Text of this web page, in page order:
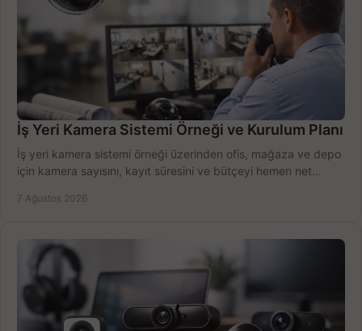
İş Yeri Kamera Sistemi Örneği ve Kurulum Planı
İş yeri kamera sistemi örneği üzerinden ofis, mağaza ve depo
için kamera sayısını, kayıt süresini ve bütçeyi hemen net
7 Ağustos 2026